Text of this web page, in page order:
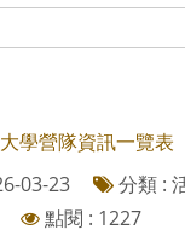
大學營隊資訊一覽表
03-23
分類 :
點閱 : 1227